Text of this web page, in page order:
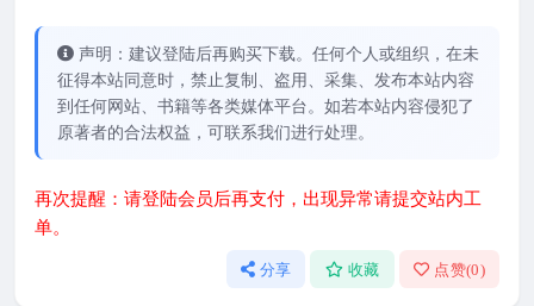
声明：建议登陆后再购买下载。任何个人或组织，在未
征得本站同意时，禁止复制、盗用、采集、发布本站内容
到任何网站、书籍等各类媒体平台。如若本站内容侵犯了
原著者的合法权益，可联系我们进行处理。
再次提醒：请登陆会员后再支付，出现异常请提交站内工
单。
分享 收藏 点赞(0)